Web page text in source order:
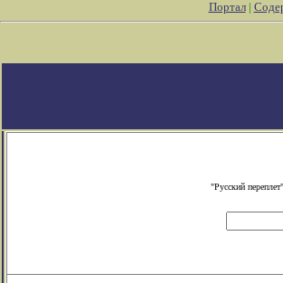
Портал|
"Русский